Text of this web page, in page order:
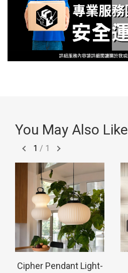
You May Also Like
1 / 1
Cipher Pendant Light-